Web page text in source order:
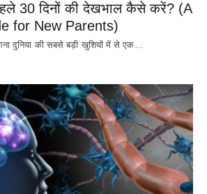
30 दिनों की देखभाल कैसे करें? (A
for New Parents)
दुनिया की सबसे बड़ी खुशियों में से एक…